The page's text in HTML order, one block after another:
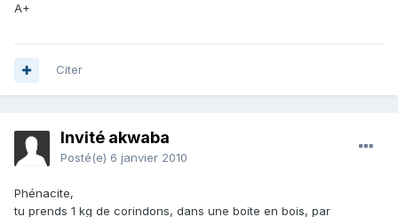
A+
Citer
Invité akwaba
Posté(e) 6 janvier 2010
Phénacite,
tu prends 1 kg de corindons, dans une boite en bois, par